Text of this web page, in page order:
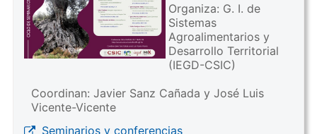
Organiza: G. I. de
Sistemas
Agroalimentarios y
Desarrollo Territorial
(IEGD-CSIC)
Coordinan: Javier Sanz Cañada y José Luis
Vicente-Vicente
Seminarios y conferencias